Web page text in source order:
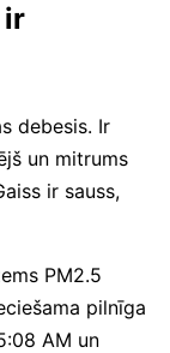
ir
debesis. Ir
un mitrums
ir sauss,
PM2.5
pilnīga
AM un